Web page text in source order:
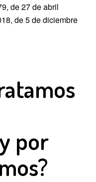
de 27 de abril
de 5 de diciembre
por